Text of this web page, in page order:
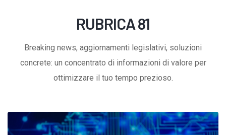
RUBRICA 81
Breaking news, aggiornamenti legislativi, soluzioni
concrete: un concentrato di informazioni di valore per
ottimizzare il tuo tempo prezioso.